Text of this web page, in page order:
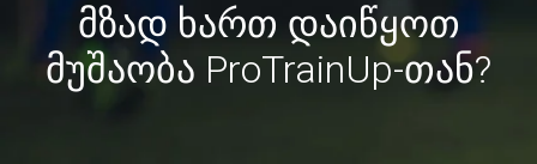
მზად ხართ დაიწყოთ
მუშაობა ProTrainUp-თან?